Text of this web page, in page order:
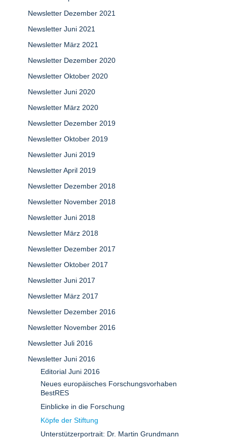
Newsletter Dezember 2021
Newsletter Juni 2021
Newsletter März 2021
Newsletter Dezember 2020
Newsletter Oktober 2020
Newsletter Juni 2020
Newsletter März 2020
Newsletter Dezember 2019
Newsletter Oktober 2019
Newsletter Juni 2019
Newsletter April 2019
Newsletter Dezember 2018
Newsletter November 2018
Newsletter Juni 2018
Newsletter März 2018
Newsletter Dezember 2017
Newsletter Oktober 2017
Newsletter Juni 2017
Newsletter März 2017
Newsletter Dezember 2016
Newsletter November 2016
Newsletter Juli 2016
Newsletter Juni 2016
Editorial Juni 2016
Neues europäisches Forschungsvorhaben
BestRES
Einblicke in die Forschung
Köpfe der Stiftung
Unterstützerportrait: Dr. Martin Grundmann